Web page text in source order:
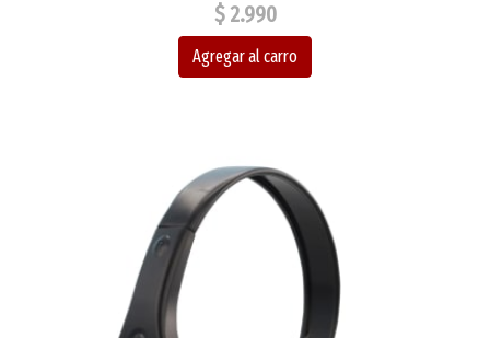
$ 2.990
Agregar al carro